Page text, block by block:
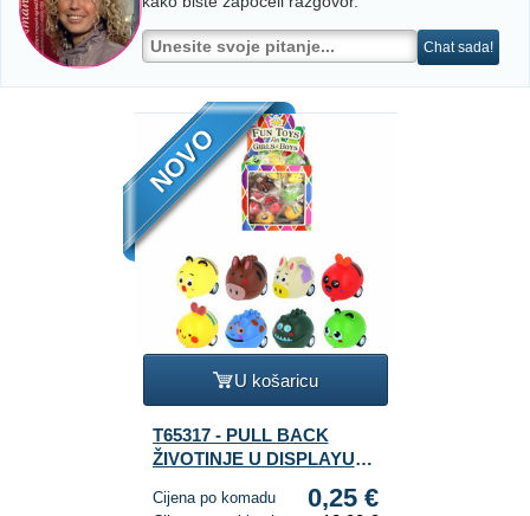
Chat sada!
NOVO
U košaricu
T65317 - PULL BACK
ŽIVOTINJE U DISPLAYU
Cijena po komadu 0,25 €